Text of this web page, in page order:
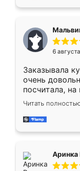
меньше,
Мне нравится
мебели буду
6
Заказывала
очень
посчитала,
Замерщик
делу со всей
за день,
Читать
Аринка